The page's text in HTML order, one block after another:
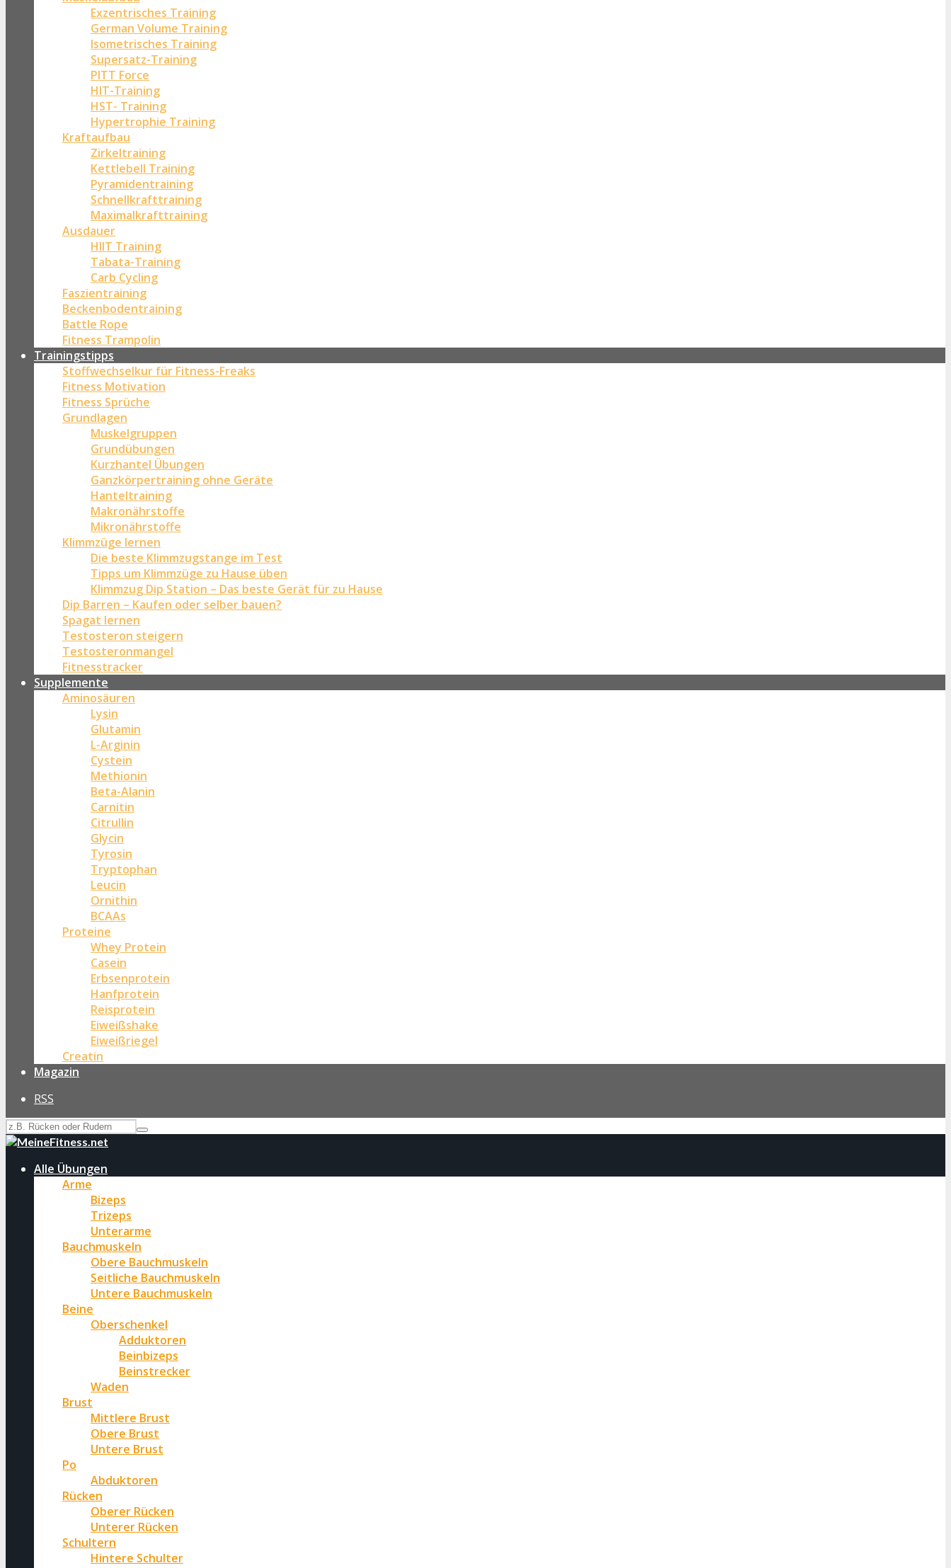
Exzentrisches Training
German Volume Training
Isometrisches Training
Supersatz-Training
PITT Force
HIT-Training
HST- Training
Hypertrophie Training
Kraftaufbau
Zirkeltraining
Kettlebell Training
Pyramidentraining
Schnellkrafttraining
Maximalkrafttraining
Ausdauer
HIIT Training
Tabata-Training
Carb Cycling
Faszientraining
Beckenbodentraining
Battle Rope
Fitness Trampolin
Trainingstipps
Stoffwechselkur für Fitness-Freaks
Fitness Motivation
Fitness Sprüche
Grundlagen
Muskelgruppen
Grundübungen
Kurzhantel Übungen
Ganzkörpertraining ohne Geräte
Hanteltraining
Makronährstoffe
Mikronährstoffe
Klimmzüge lernen
Die beste Klimmzugstange im Test
Tipps um Klimmzüge zu Hause üben
Klimmzug Dip Station – Das beste Gerät für zu Hause
Dip Barren – Kaufen oder selber bauen?
Spagat lernen
Testosteron steigern
Testosteronmangel
Fitnesstracker
Supplemente
Aminosäuren
Lysin
Glutamin
L-Arginin
Cystein
Methionin
Beta-Alanin
Carnitin
Citrullin
Glycin
Tyrosin
Tryptophan
Leucin
Ornithin
BCAAs
Proteine
Whey Protein
Casein
Erbsenprotein
Hanfprotein
Reisprotein
Eiweißshake
Eiweißriegel
Creatin
Magazin
RSS
Alle Übungen
Arme
Bizeps
Trizeps
Unterarme
Bauchmuskeln
Obere Bauchmuskeln
Seitliche Bauchmuskeln
Untere Bauchmuskeln
Beine
Oberschenkel
Adduktoren
Beinbizeps
Beinstrecker
Waden
Brust
Mittlere Brust
Obere Brust
Untere Brust
Po
Abduktoren
Rücken
Oberer Rücken
Unterer Rücken
Schultern
Hintere Schulter